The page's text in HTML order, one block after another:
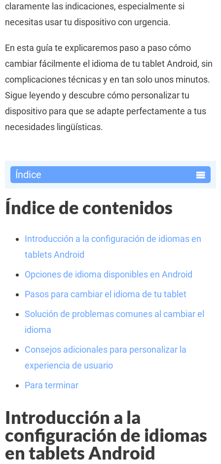
claramente las indicaciones, especialmente si
necesitas usar tu dispositivo con urgencia.
En esta guía te explicaremos paso a paso cómo
cambiar fácilmente el idioma de tu tablet Android, sin
complicaciones técnicas y en tan solo unos minutos.
Sigue leyendo y descubre cómo personalizar tu
dispositivo para que se adapte perfectamente a tus
necesidades lingüísticas.
Índice
Índice de contenidos
Introducción a la configuración de idiomas en
tablets Android
Opciones de idioma disponibles en Android
Pasos para cambiar el idioma de tu tablet
Solución de problemas comunes al cambiar el
idioma
Consejos adicionales para personalizar la
experiencia de usuario
Para terminar
Introducción a la
configuración de idiomas
en tablets Android